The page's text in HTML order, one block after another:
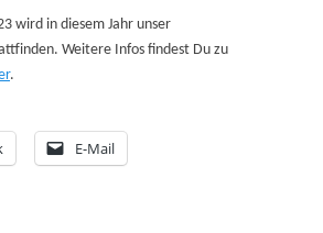
wird in diesem Jahr unser
Weitere Infos findest Du zu
.
E-Mail